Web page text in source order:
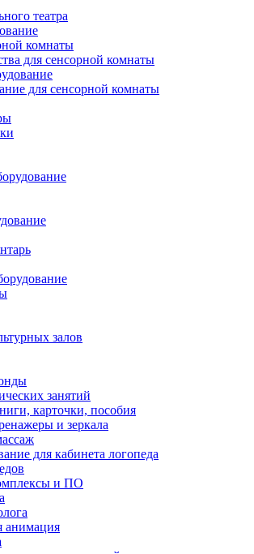
театра
комнаты
для сенсорной комнаты
для сенсорной комнаты
залов
занятий
карточки, пособия
и зеркала
для кабинета логопеда
и ПО
анимация